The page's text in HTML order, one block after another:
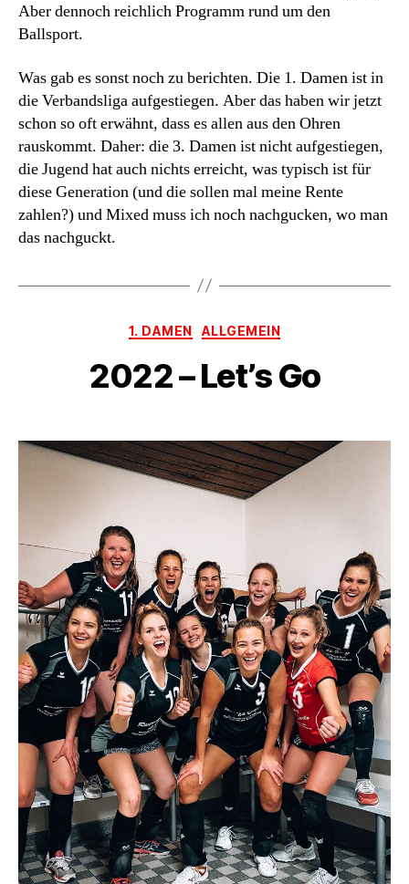
Aber dennoch reichlich Programm rund um den
Ballsport.
Was gab es sonst noch zu berichten. Die 1. Damen ist in
die Verbandsliga aufgestiegen. Aber das haben wir jetzt
schon so oft erwähnt, dass es allen aus den Ohren
rauskommt. Daher: die 3. Damen ist nicht aufgestiegen,
die Jugend hat auch nichts erreicht, was typisch ist für
diese Generation (und die sollen mal meine Rente
zahlen?) und Mixed muss ich noch nachgucken, wo man
das nachguckt.
Kategorien
1. DAMEN ALLGEMEIN
2022 – Let’s Go